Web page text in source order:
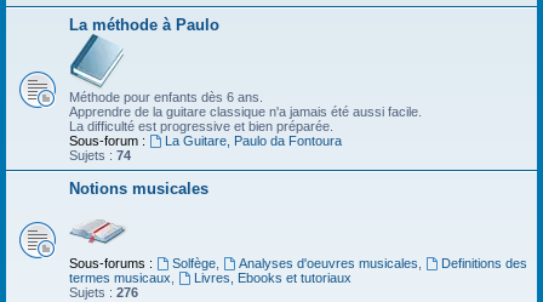
La méthode à Paulo
Méthode pour enfants dès 6 ans.
Apprendre de la guitare classique n'a jamais été aussi facile.
La difficulté est progressive et bien préparée.
Sous-forum :
La Guitare, Paulo da Fontoura
Sujets : 74
Notions musicales
Sous-forums : Solfège, Analyses d'oeuvres musicales
Definitions des
termes musicaux
Livres, Ebooks et tutoriaux
Sujets : 276